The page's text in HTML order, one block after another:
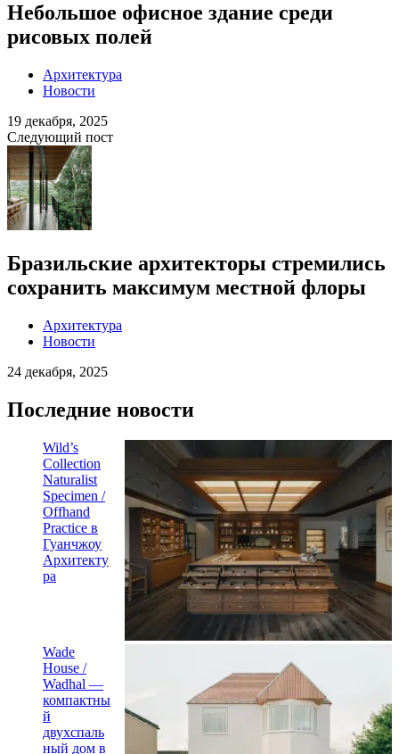
Небольшое офисное здание среди
рисовых полей
Архитектура
Новости
19 декабря, 2025
Следующий пост
Бразильские архитекторы стремились
сохранить максимум местной флоры
Архитектура
Новости
24 декабря, 2025
Последние новости
Wild’s
Collection
Naturalist
Specimen /
Offhand
Practice в
Гуанчжоу
Архитекту
ра
Wade
House /
Wadhal —
компактны
й
двухспаль
ный дом в